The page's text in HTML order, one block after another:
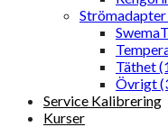
Täthet
Övrigt
Service Kalibrering
Kurser